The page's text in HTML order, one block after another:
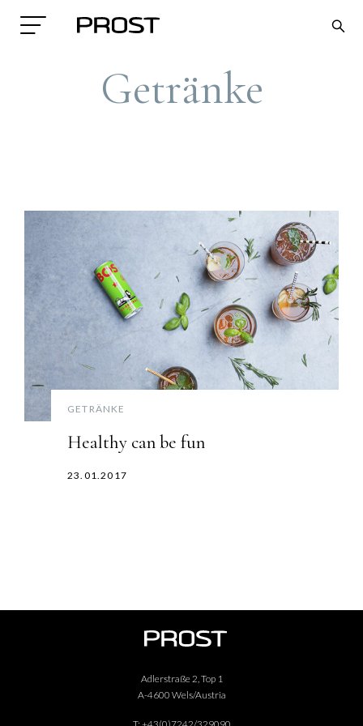
Search
Getränke
GETRÄNKE
Healthy can be fun
23.01.2017
Adlerstraße 2, Top 1
A-4600 Wels/Austria